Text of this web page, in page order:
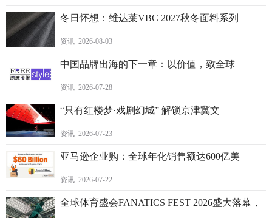
冬日怀想：维达莱VBC 2027秋冬面料系列
资讯 2026-08-03
中国品牌出海的下一章：以价值，致全球
资讯 2026-07-28
“只有红楼梦·戏剧幻城” 解锁京津冀文
资讯 2026-07-23
亚马逊企业购：全球年化销售额达600亿美
资讯 2026-07-22
全球体育盛会FANATICS FEST 2026盛大落幕，